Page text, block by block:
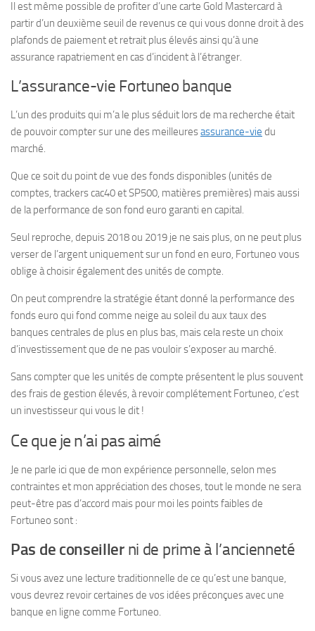
Il est même possible de profiter d’une carte Gold Mastercard à
partir d’un deuxième seuil de revenus ce qui vous donne droit à des
plafonds de paiement et retrait plus élevés ainsi qu’à une
assurance rapatriement en cas d’incident à l’étranger.
L’assurance-vie Fortuneo banque
L’un des produits qui m’a le plus séduit lors de ma recherche était
de pouvoir compter sur une des meilleuresassurance-vie du
marché.
Que ce soit du point de vue des fonds disponibles (unités de
comptes, trackers cac40 et SP500, matières premières) mais aussi
de la performance de son fond euro garanti en capital.
Seul reproche, depuis 2018 ou 2019 je ne sais plus, on ne peut plus
verser de l’argent uniquement sur un fond en euro, Fortuneo vous
oblige à choisir également des unités de compte.
On peut comprendre la stratégie étant donné la performance des
fonds euro qui fond comme neige au soleil du aux taux des
banques centrales de plus en plus bas, mais cela reste un choix
d’investissement que de ne pas vouloir s’exposer au marché.
Sans compter que les unités de compte présentent le plus souvent
des frais de gestion élevés, à revoir complétement Fortuneo, c’est
un investisseur qui vous le dit !
Ce que je n’ai pas aimé
Je ne parle ici que de mon expérience personnelle, selon mes
contraintes et mon appréciation des choses, tout le monde ne sera
peut-être pas d’accord mais pour moi les points faibles de
Fortuneo sont :
Pas de conseillerni de prime à l’ancienneté
Si vous avez une lecture traditionnelle de ce qu’est une banque,
vous devrez revoir certaines de vos idées préconçues avec une
banque en ligne comme Fortuneo.